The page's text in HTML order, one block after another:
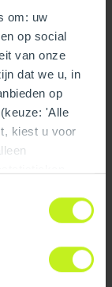
om: uw
op social
van onze
dat we u, in
op
'Alle
kiest u voor
een korte
u nadere
uw keuze